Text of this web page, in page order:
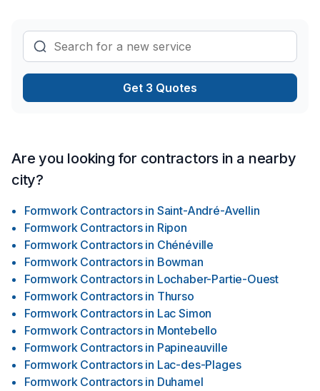
Get 3 Quotes
Are you looking for contractors in a nearby
city?
Formwork Contractors in Saint-André-Avellin
Formwork Contractors in Ripon
Formwork Contractors in Chénéville
Formwork Contractors in Bowman
Formwork Contractors in Lochaber-Partie-Ouest
Formwork Contractors in Thurso
Formwork Contractors in Lac Simon
Formwork Contractors in Montebello
Formwork Contractors in Papineauville
Formwork Contractors in Lac-des-Plages
Formwork Contractors in Duhamel